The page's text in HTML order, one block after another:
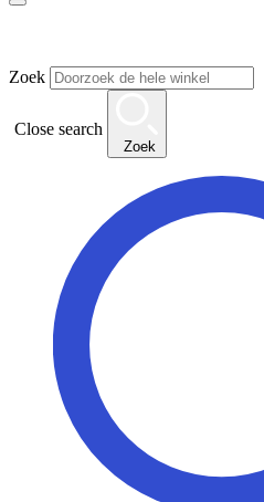
Zoek
Close search
Zoek